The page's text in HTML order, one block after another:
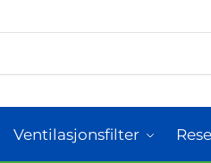
Ventilasjonsfilter